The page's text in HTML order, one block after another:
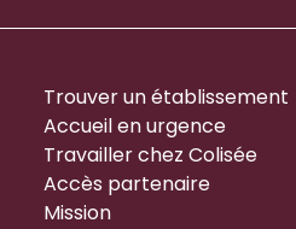
Trouver un établissement
Accueil en urgence
Travailler chez Colisée
Accès partenaire
Mission